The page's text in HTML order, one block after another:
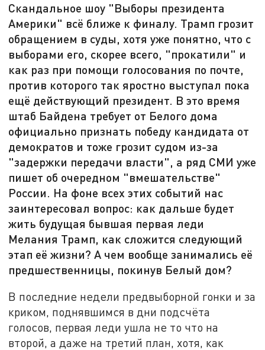
Скандальное шоу "Выборы президента
Америки" всё ближе к финалу. Трамп грозит
обращением в суды, хотя уже понятно, что с
выборами его, скорее всего, "прокатили" и
как раз при помощи голосования по почте,
против которого так яростно выступал пока
ещё действующий президент. В это время
штаб Байдена требует от Белого дома
официально признать победу кандидата от
демократов и тоже грозит судом из-за
"задержки передачи власти", а ряд СМИ уже
пишет об очередном "вмешательстве"
России. На фоне всех этих событий нас
заинтересовал вопрос: как дальше будет
жить будущая бывшая первая леди
Мелания Трамп, как сложится следующий
этап её жизни? А чем вообще занимались её
предшественницы, покинув Белый дом?
В последние недели предвыборной гонки и за
криком, поднявшимся в дни подсчёта
голосов, первая леди ушла не то что на
второй, а даже на третий план, хотя, как